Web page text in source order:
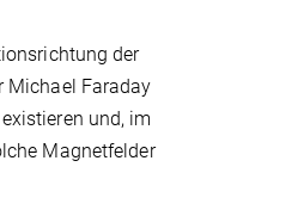
der
Michael Faraday
und, im
Magnetfelder